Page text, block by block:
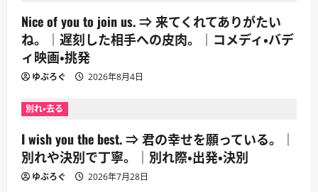
Nice of you to join us. ⇒ 来てくれてありがたい
ね。｜遅刻した相手への皮肉。｜コメディ・バデ
ィ映画・挑発
ゆぶろぐ 2026年8月4日
別れ・去る
I wish you the best. ⇒ 君の幸せを願っている。｜
別れや決別で丁寧。｜別れ際・出発・決別
ゆぶろぐ 2026年7月28日